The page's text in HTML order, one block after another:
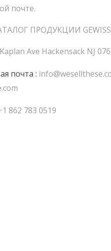
почте.
ПРОДУКЦИИ GEWISS
Ave Hackensack NJ
почта :
862 783 0519